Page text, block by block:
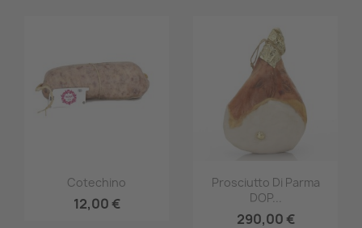
Anteprima
Cotechino
12,00 €
Anteprima
Prosciutto Di Parma
DOP...
290,00 €